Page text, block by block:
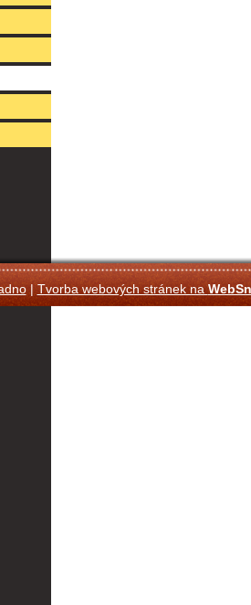
|Tvorba webových stránek na